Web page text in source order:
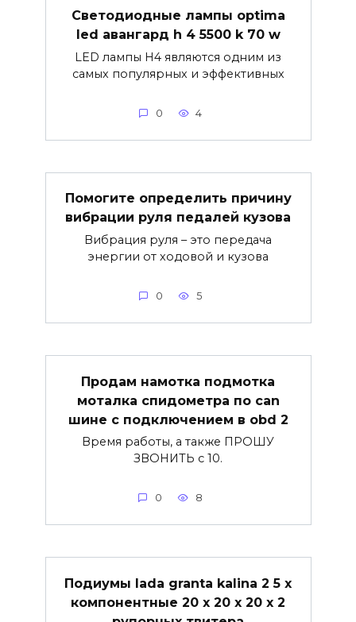
Светодиодные лампы optima
led авангард h 4 5500 k 70 w
LED лампы H4 являются одним из
самых популярных и эффективных
0 4
Помогите определить причину
вибрации руля педалей кузова
Вибрация руля – это передача
энергии от ходовой и кузова
0 5
Продам намотка подмотка
моталка спидометра по can
шине с подключением в obd 2
Время работы, а также ПРОШУ
ЗВОНИТЬ с 10.
0 8
Подиумы lada granta kalina 2 5 х
компонентные 20 х 20 х 20 х 2